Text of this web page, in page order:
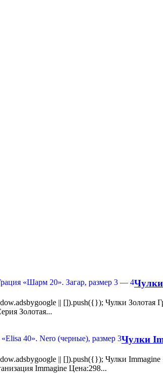
|| []).push({}); Чулки
Золотая...
Чулки
|| []).push({}); Чулки
Immagine Цена:298...